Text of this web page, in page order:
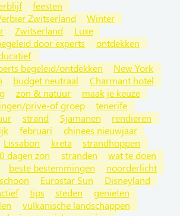
feesten
Zwitserland
Winter
Zwitserland
Luxe
door experts
ontdekken
begeleid/ontdekken
New York
budget neutraal
Charmant hotel
zon & natuur
maak je keuze
prive-of groep
tenerife
strand Sjamanen
rendieren
februari
chinees nieuwjaar
Lissabon kreta
strandhoppen
dagen zon stranden
wat te doen
beste bestemmingen
noorderlicht
Eurostar Sun
Disneyland
tips steden
genieten
vulkanische landschappen